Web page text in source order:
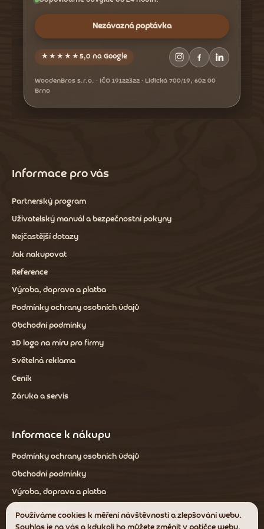
Používáme cookies k měření návštěvnosti a zlepšování webu.
Informace pro vás
Partnerský program
Uživatelský manuál a bezpečnostní pokyny
Nejčastější dotazy
Jak nakupovat
Reference
Výroba, doprava a platba
Podmínky ochrany osobních údajů
Obchodní podmínky
3D logo na míru pro firmy
Světelná reklama
Ceník
Záruka a servis
Informace k nákupu
Podmínky ochrany osobních údajů
Obchodní podmínky
Výroba, doprava a platba
Nezávazná poptávka
★★★★★5,0 na Google
WoodenBros s.r.o. · IČO 19122322 · Lidická 700/19, 602 00
Brno